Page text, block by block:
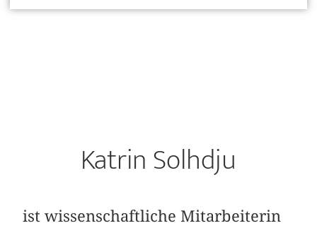
Katrin Solhdju
ist wissenschaftliche Mitarbeiterin